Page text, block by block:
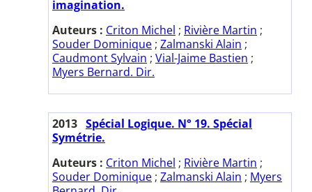
imagination.
Auteurs : Criton Michel ; Rivière Martin ;
Souder Dominique ; Zalmanski Alain ;
Caudmont Sylvain ; Vial-Jaime Bastien ;
Myers Bernard. Dir.
2013 Spécial Logique. N° 19. Spécial
Symétrie.
Auteurs : Criton Michel ; Rivière Martin ;
Souder Dominique ; Zalmanski Alain ; Myers